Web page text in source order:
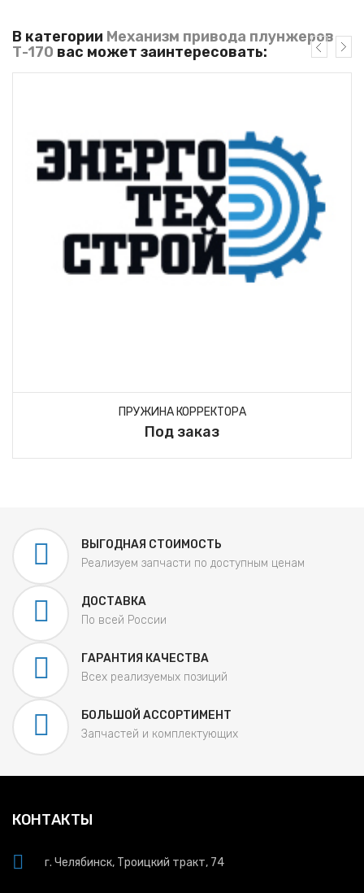
В категории Механизм привода плунжеров
Т-170 вас может заинтересовать:
ПРУЖИНА КОРРЕКТОРА
Под заказ
ВЫГОДНАЯ СТОИМОСТЬ
Реализуем запчасти по доступным ценам
ДОСТАВКА
По всей России
ГАРАНТИЯ КАЧЕСТВА
Всех реализуемых позиций
БОЛЬШОЙ АССОРТИМЕНТ
Запчастей и комплектующих
КОНТАКТЫ
г. Челябинск, Троицкий тракт, 74